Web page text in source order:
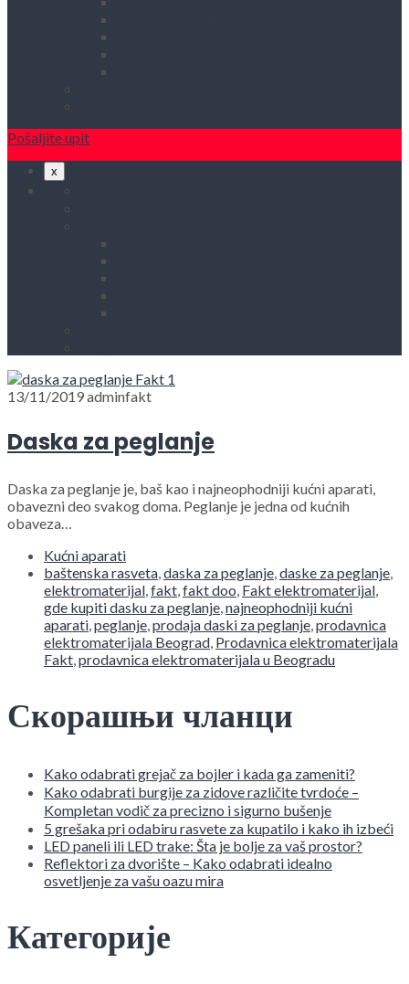
Pošaljite upit
x
13/11/2019adminfakt
Daska za peglanje
Daska za peglanje je, baš kao i najneophodniji kućni aparati,
obavezni deo svakog doma. Peglanje je jedna od kućnih
obaveza…
Kućni aparati
baštenska rasveta,daska za peglanje,daske za peglanje,
elektromaterijal,fakt,fakt doo, Fakt elektromaterijal,
gde kupiti dasku za peglanje,najneophodniji kućni
aparati,peglanje,prodaja daski za peglanje,prodavnica
elektromaterijala Beograd, Prodavnica elektromaterijala
Fakt,prodavnica elektromaterijala u Beogradu
Скорашњи чланци
Kako odabrati grejač za bojler i kada ga zameniti?
Kako odabrati burgije za zidove različite tvrdoće –
Kompletan vodič za precizno i sigurno bušenje
5 grešaka pri odabiru rasvete za kupatilo i kako ih izbeći
LED paneli ili LED trake: Šta je bolje za vaš prostor?
Reflektori za dvorište – Kako odabrati idealno
osvetljenje za vašu oazu mira
Категорије